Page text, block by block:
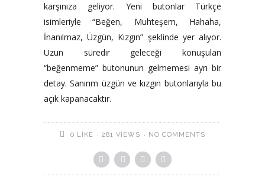
karşınıza geliyor. Yeni butonlar Türkçe
isimleriyle “Beğen, Muhteşem, Hahaha,
İnanılmaz, Üzgün, Kızgın” şeklinde yer alıyor.
Uzun süredir geleceği konuşulan
“beğenmeme” butonunun gelmemesi ayrı bir
detay. Sanırım üzgün ve kızgın butonlarıyla bu
açık kapanacaktır.
0 LIKE 281 VIEWS NO COMMENTS